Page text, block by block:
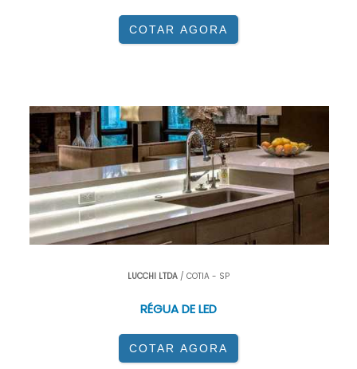
COTAR AGORA
LUCCHI LTDA / COTIA - SP
RÉGUA DE LED
COTAR AGORA